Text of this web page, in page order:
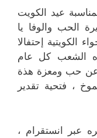
عيد الكويت
الحب والوفا يا
الكويتية إحتفالا
الشعب كل عام
عن حب ومعزة هذة
، فتحية تقدير
عبر انستقرام ،